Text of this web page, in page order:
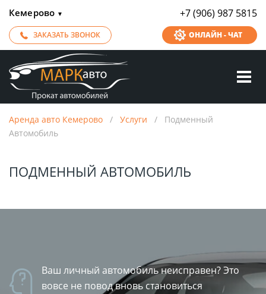
Кемерово ▼ +7 (906) 987 5815
ЗАКАЗАТЬ ЗВОНОК ОНЛАЙН - ЧАТ
Аренда авто Кемерово / Услуги / Подменный
Автомобиль
ПОДМЕННЫЙ АВТОМОБИЛЬ
Ваш личный автомобиль неисправен? Это
вовсе не повод вновь становиться